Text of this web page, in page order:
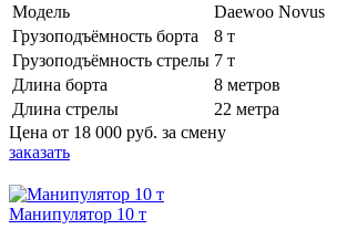
Модель
Daewoo Novus
Грузоподъёмность борта
8 т
Грузоподъёмность стрелы 7 т
Длина борта
8 метров
Длина стрелы
22 метра
Цена от 18 000 руб. за смену
заказать
Манипулятор 10 т